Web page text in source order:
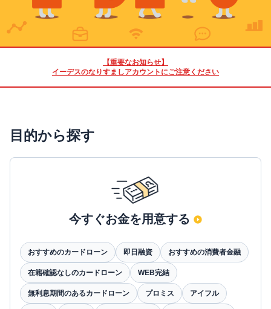
【重要なお知らせ】
イーデスのなりすましアカウントにご注意ください
目的から探す
今すぐお金を用意する
おすすめのカードローン 即日融資 おすすめの消費者金融
在籍確認なしのカードローン WEB完結
無利息期間のあるカードローン プロミス アイフル